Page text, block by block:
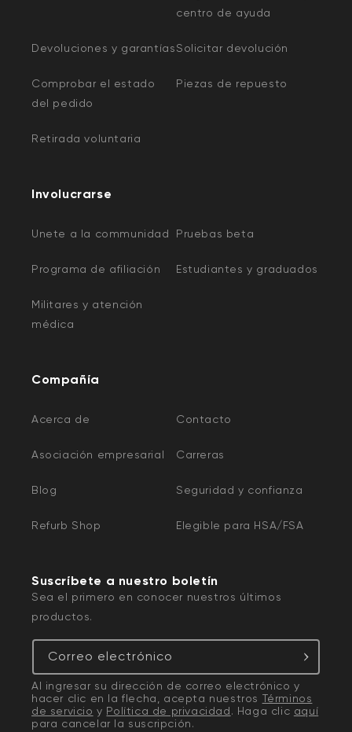
centro de ayuda
Devoluciones y garantíasSolicitar devolución
Comprobar el estado
del pedido
Piezas de repuesto
Retirada voluntaria
Involucrarse
Unete a la communidad Pruebas beta
Programa de afiliación Estudiantes y graduados
Militares y atención
médica
Compañía
Acerca de Contacto
Asociación empresarial Carreras
Blog Seguridad y confianza
Refurb Shop Elegible para HSA/FSA
Suscríbete a nuestro boletín
Sea el primero en conocer nuestros últimos
productos.
Correo electrónico
Al ingresar su dirección de correo electrónico y
hacer clic en la flecha, acepta nuestros Términos
de servicio y Política de privacidad. Haga clic aquí
para cancelar la suscripción.